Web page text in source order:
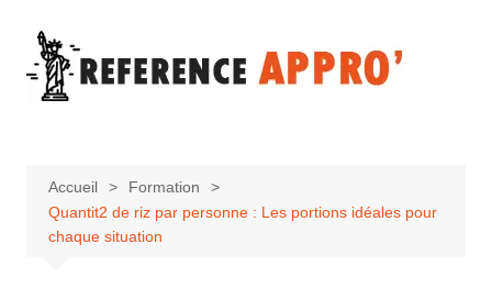
contenu
Accueil
Formation
Quantit2 de riz par personne : Les portions idéales pour
chaque situation